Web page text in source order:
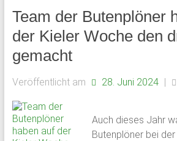
Team der Butenplöner
der Kieler Woche den
gemacht
Veröffentlicht am 28. Juni 2024 |
Auch dieses Jahr
Butenplöner bei